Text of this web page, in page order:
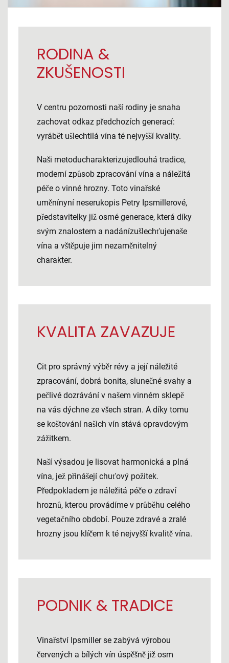
RODINA &
ZKUŠENOSTI
V centru pozornosti naší rodiny je snaha
zachovat odkaz předchozích generací:
vyrábět ušlechtilá vína té nejvyšší kvality.
Naši metoducharakterizujedlouhá tradice,
moderní způsob zpracování vína a náležitá
péče o vinné hrozny. Toto vinařské
uměnínyní neserukopis Petry Ipsmillerové,
představitelky již osmé generace, která díky
svým znalostem a nadánízušlechťujenaše
vína a vštěpuje jim nezaměnitelný
charakter.
KVALITA ZAVAZUJE
Cit pro správný výběr révy a její náležité
zpracování, dobrá bonita, slunečné svahy a
pečlivé dozrávání v našem vinném sklepě
na vás dýchne ze všech stran. A díky tomu
se koštování našich vín stává opravdovým
zážitkem.
Naší výsadou je lisovat harmonická a plná
vína, jež přinášejí chuťový požitek.
Předpokladem je náležitá péče o zdraví
hroznů, kterou provádíme v průběhu celého
vegetačního období. Pouze zdravé a zralé
hrozny jsou klíčem k té nejvyšší kvalitě vína.
PODNIK & TRADICE
Vinařství Ipsmiller se zabývá výrobou
červených a bílých vín úspěšně již osm